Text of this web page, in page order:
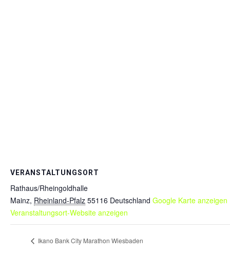
VERANSTALTUNGSORT
Rathaus/Rheingoldhalle
Mainz, Rheinland-Pfalz 55116 Deutschland Google Karte anzeigen
Veranstaltungsort-Website anzeigen
Ikano Bank City Marathon Wiesbaden